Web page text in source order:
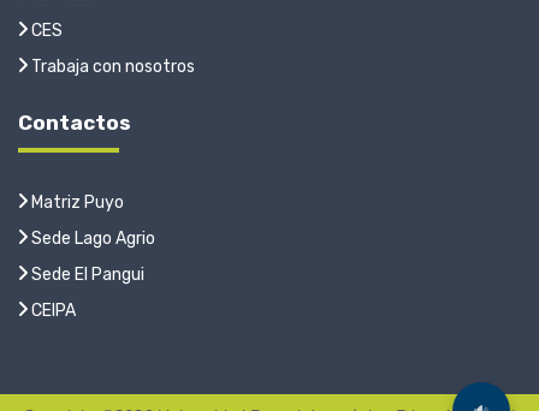
CES
Trabaja con nosotros
Contactos
Matriz Puyo
Sede Lago Agrio
Sede El Pangui
CEIPA